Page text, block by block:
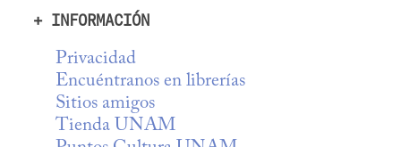
+ INFORMACIÓN
Privacidad
Encuéntranos en librerías
Sitios amigos
Tienda UNAM